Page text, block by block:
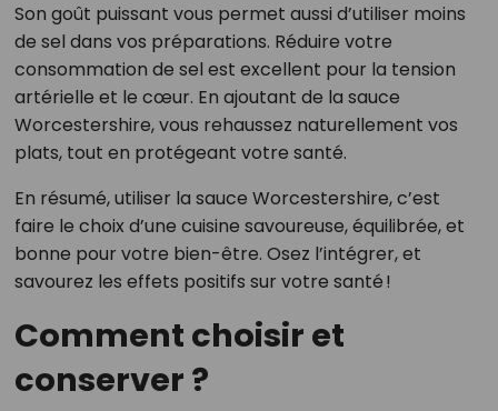
Son goût puissant vous permet aussi d’utiliser moins
de sel dans vos préparations. Réduire votre
consommation de sel est excellent pour la tension
artérielle et le cœur. En ajoutant de la sauce
Worcestershire, vous rehaussez naturellement vos
plats, tout en protégeant votre santé.
En résumé, utiliser la sauce Worcestershire, c’est
faire le choix d’une cuisine savoureuse, équilibrée, et
bonne pour votre bien-être. Osez l’intégrer, et
savourez les effets positifs sur votre santé !
Comment choisir et
conserver ?